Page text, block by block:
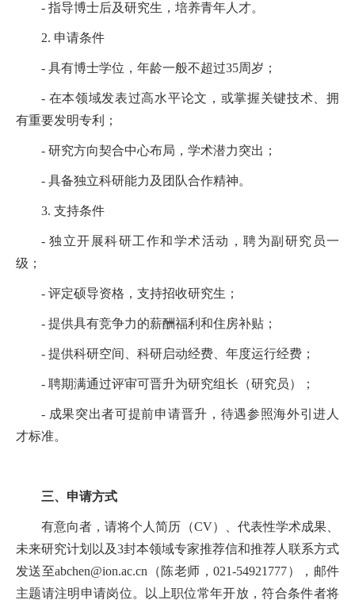
- 指导博士后及研究生，培养青年人才。
2. 申请条件
- 具有博士学位，年龄一般不超过35周岁；
- 在本领域发表过高水平论文，或掌握关键技术、拥
有重要发明专利；
- 研究方向契合中心布局，学术潜力突出；
- 具备独立科研能力及团队合作精神。
3. 支持条件
- 独立开展科研工作和学术活动，聘为副研究员一
级；
- 评定硕导资格，支持招收研究生；
- 提供具有竞争力的薪酬福利和住房补贴；
- 提供科研空间、科研启动经费、年度运行经费；
- 聘期满通过评审可晋升为研究组长（研究员）；
- 成果突出者可提前申请晋升，待遇参照海外引进人
才标准。
三、申请方式
有意向者，请将个人简历（CV）、代表性学术成果、
未来研究计划以及3封本领域专家推荐信和推荐人联系方式
发送至abchen@ion.ac.cn（陈老师，021-54921777），邮件
主题请注明申请岗位。以上职位常年开放，符合条件者将